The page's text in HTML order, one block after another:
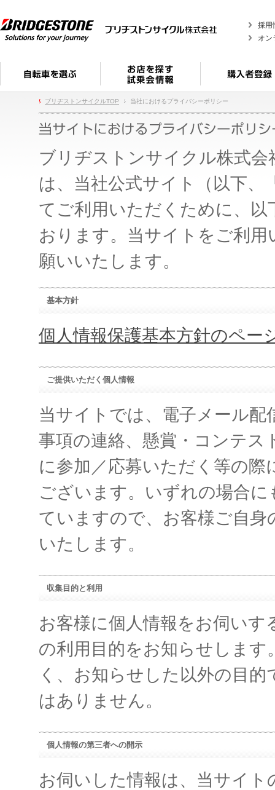
採用
オン
ブリヂストンサイクルTOP 当社におけるプライバシーポリシー
ブリヂストンサイクル株式
は、当社公式サイト（以下
てご利用いただくために、
おります。当サイトをご利
願いいたします。
基本方針
個人情報保護基本方針のペー
ご提供いただく個人情報
当サイトでは、電子メール
事項の連絡、懸賞・コンテ
に参加／応募いただく等の
ございます。いずれの場合
ていますので、お客様ご自
いたします。
収集目的と利用
お客様に個人情報をお伺い
の利用目的をお知らせしま
く、お知らせした以外の目
はありません。
個人情報の第三者への開示
お伺いした情報は、当サイ